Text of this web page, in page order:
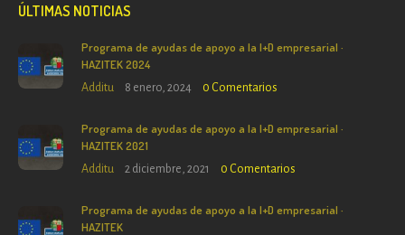
ÚLTIMAS NOTICIAS
Programa de ayudas de apoyo a la I+D empresarial ·
HAZITEK 2024
Additu 8 enero, 2024 0 Comentarios
Programa de ayudas de apoyo a la I+D empresarial ·
HAZITEK 2021
Additu 2 diciembre, 2021 0 Comentarios
Programa de ayudas de apoyo a la I+D empresarial ·
HAZITEK